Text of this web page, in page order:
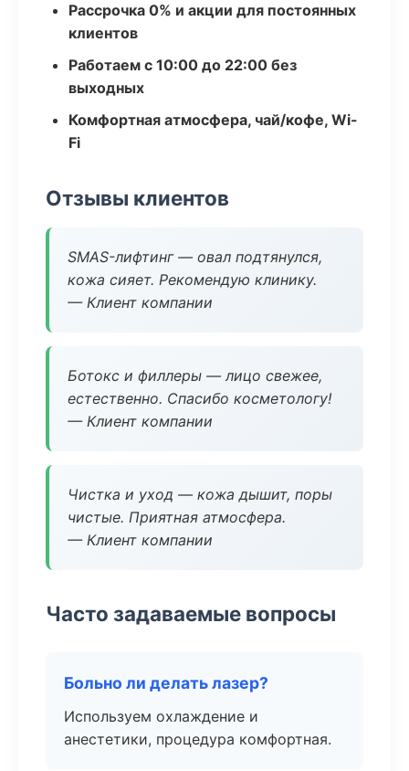
Рассрочка 0% и акции для постоянных
клиентов
Работаем с 10:00 до 22:00 без
выходных
Комфортная атмосфера, чай/кофе, Wi-
Fi
Отзывы клиентов
SMAS-лифтинг — овал подтянулся,
кожа сияет. Рекомендую клинику.
— Клиент компании
Ботокс и филлеры — лицо свежее,
естественно. Спасибо косметологу!
— Клиент компании
Чистка и уход — кожа дышит, поры
чистые. Приятная атмосфера.
— Клиент компании
Часто задаваемые вопросы
Больно ли делать лазер?
Используем охлаждение и
анестетики, процедура комфортная.